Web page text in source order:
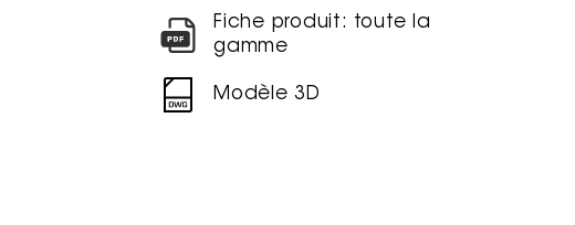
Fiche produit: toute la
gamme
Modèle 3D